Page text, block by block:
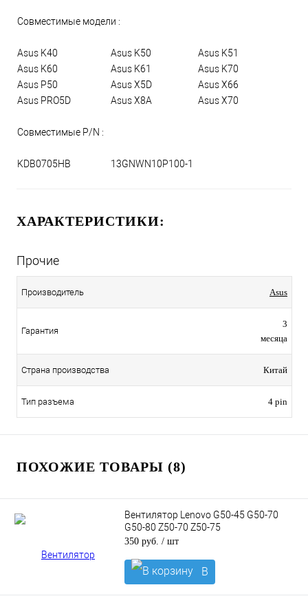
Совместимые модели :
Asus K40 Asus K50
Asus K51
Asus K60
Asus K61
Asus K70
Asus P50
Asus X5D
Asus X66
Asus PRO5D
Asus X8A Asus X70
Совместимые P/N :
KDB0705HB 13GNWN10P100-1
ХАРАКТЕРИСТИКИ:
Прочие
Производитель Asus
Гарантия
3
месяца
Страна производства Китай
Тип разъема 4 pin
ПОХОЖИЕ ТОВАРЫ (8)
Вентилятор Lenovo G50-45 G50-70
G50-80 Z50-70 Z50-75
350 руб. / шт
В
корзину